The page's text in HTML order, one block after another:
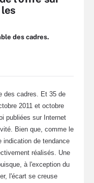
des cadres.
des cadres. Et 35 de
2011 et octobre
publiées sur Internet
Bien que, comme le
indication de tendance
réalisés. Une
à l'exception du
l'écart se creuse